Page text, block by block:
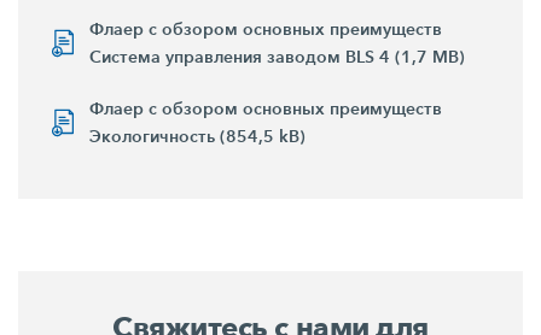
Флаер с обзором основных преимуществ
Система управления заводом BLS 4 (1,7 MB)
Флаер с обзором основных преимуществ
Экологичность (854,5 kB)
Свяжитесь с нами для